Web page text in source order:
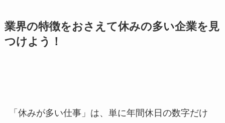
業界の特徴をおさえて休みの多い企業を見
つけよう！
「休みが多い仕事」は、単に年間休日の数字だけ